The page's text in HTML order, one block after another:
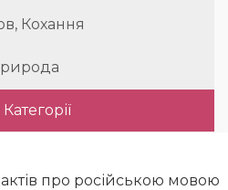
Кохання
Категорії
про російською мовою